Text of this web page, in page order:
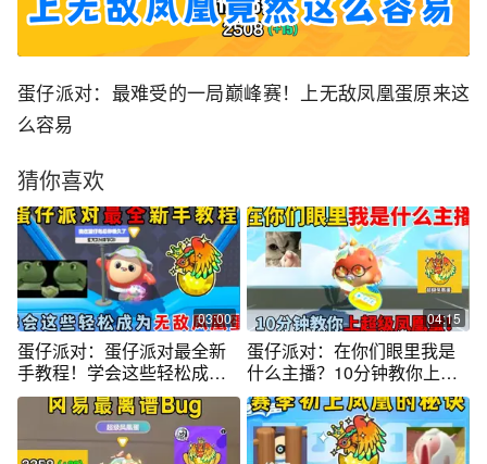
蛋仔派对：最难受的一局巅峰赛！上无敌凤凰蛋原来这
么容易
猜你喜欢
03:00
蛋仔派对：蛋仔派对最全新
手教程！学会这些轻松成为
无敌凤凰蛋。
04:15
蛋仔派对：在你们眼里我是
什么主播？10分钟教你上超
级凤凰蛋！